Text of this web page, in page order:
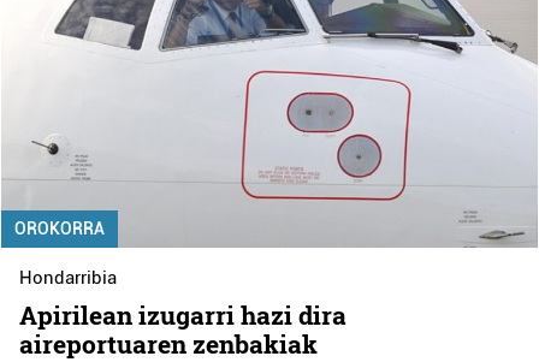
OROKORRA
Hondarribia
Apirilean izugarri hazi dira
aireportuaren zenbakiak